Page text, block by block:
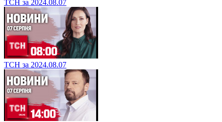
ТСН за 2024.08.07
ТСН за 2024.08.07